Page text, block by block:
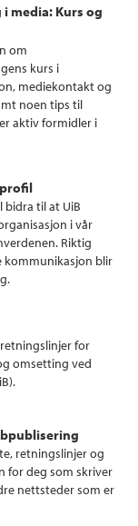
media: Kurs og
om
kurs i
mediekontakt og
noen tips til
aktiv formidler i
bidra til at UiB
i vår
Riktig
kommunikasjon blir
for
omsetting ved
retningslinjer og
for deg som skriver
nettsteder som er